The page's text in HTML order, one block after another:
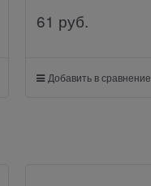
61 руб.
Добавить в сравнение